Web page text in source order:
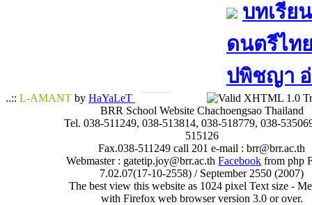
บทเรีย
ดนตรีไท
ปพิชญา​ อ่
..:: L-AMANT by HaYaLeT
BRR School Website Chachoengsao Thailand
Tel. 038-511249, 038-513814, 038-518779, 038-
515126
Fax.038-511249 call 201 e-mail : brr@brr.ac.th
Webmaster : gatetip.joy@brr.ac.thFacebook from php
7.02.07(17-10-2558) / September 2550 (2007)
The best view this website as 1024 pixel Text size -
with Firefox web browser version 3.0 or over.